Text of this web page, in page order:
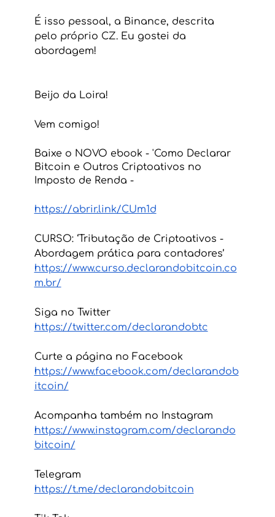
É isso pessoal, a Binance, descrita
pelo próprio CZ. Eu gostei da
abordagem!
Beijo da Loira!
Vem comigo!
Baixe o NOVO ebook - 'Como Declarar
Bitcoin e Outros Criptoativos no
Imposto de Renda -
https://abrir.link/CUm1d
CURSO: ‘Tributação de Criptoativos -
Abordagem prática para contadores’
https://www.curso.declarandobitcoin.co
m.br/
Siga no Twitter
https://twitter.com/declarandobtc
Curte a página no Facebook
https://www.facebook.com/declarandob
itcoin/
Acompanha também no Instagram
https://www.instagram.com/declarando
bitcoin/
Telegram
https://t.me/declarandobitcoin